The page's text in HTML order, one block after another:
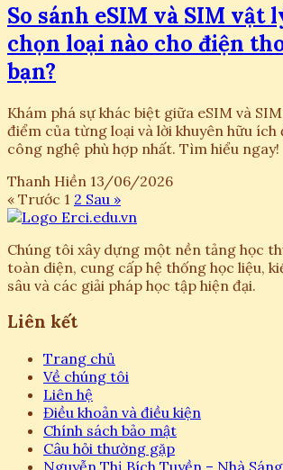
So sánh eSIM và SIM vật
chọn loại nào cho điện
bạn?
Khám phá sự khác biệt giữa eSIM và
điểm của từng loại và lời khuyên hữu ích
công nghệ phù hợp nhất. Tìm hiểu ngay!
Thanh Hiền 13/06/2026
« Trước 1 2 Sau »
Chúng tôi xây dựng một nền tảng học
toàn diện, cung cấp hệ thống học liệu,
sâu và các giải pháp học tập hiện đại.
Liên kết
Trang chủ
Về chúng tôi
Liên hệ
Điều khoản và điều kiện
Chính sách bảo mật
Câu hỏi thường gặp